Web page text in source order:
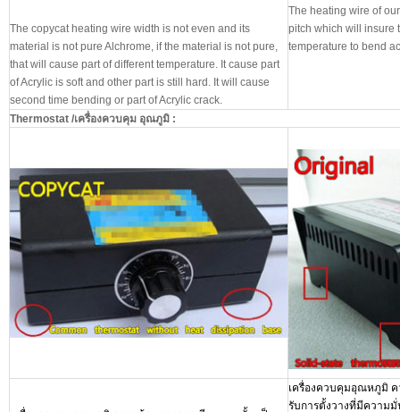
The copycat heating wire width is not even and its
material is not pure Alchrome, if the material is not pure,
that will cause part of different temperature. It cause part
of Acrylic is soft and other part is still hard. It will cause
second time bending or part of Acrylic crack.
The heating wire of
pitch which will insure
temperature to bend
Thermostat /เครื่องควบคุม อุณภูมิ :
เครื่องควบคุมอุณหภูมิ ค
รับการตั้งวางที่มีความ